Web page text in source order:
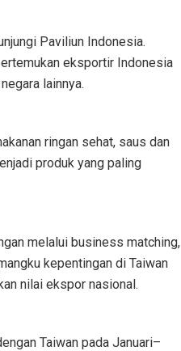
Paviliun Indonesia.
eksportir Indonesia
lainnya.
ringan sehat, saus dan
produk yang paling
melalui business matching,
kepentingan di Taiwan
nilai ekspor nasional.
Taiwan pada Januari–